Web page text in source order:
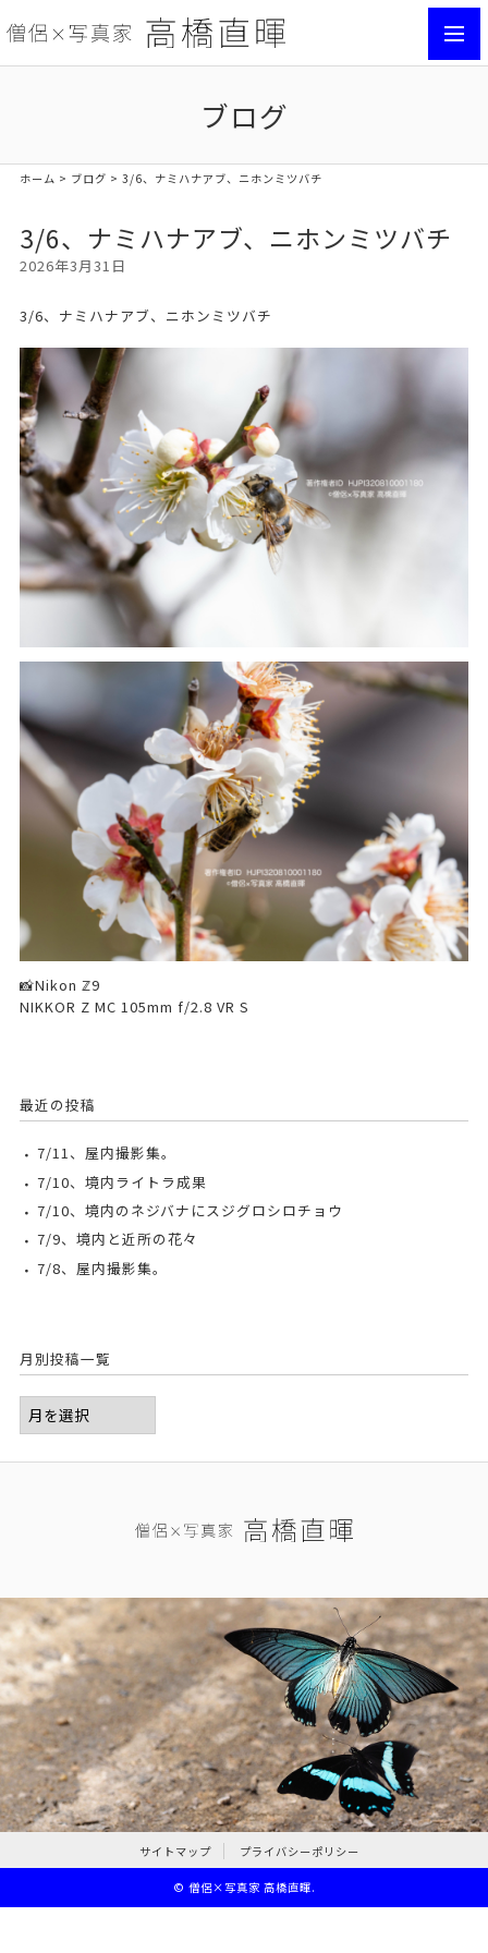
ブログ
ホーム > ブログ > 3/6、ナミハナアブ、ニホンミツバチ
3/6、ナミハナアブ、ニホンミツバチ
2026年3月31日
3/6、ナミハナアブ、ニホンミツバチ
📸Nikon ℤ9
NIKKOR Z MC 105mm f/2.8 VR S
最近の投稿
7/11、屋内撮影集。
7/10、境内ライトラ成果
7/10、境内のネジバナにスジグロシロチョウ
7/9、境内と近所の花々
7/8、屋内撮影集。
月別投稿一覧
サイトマップ プライバシーポリシー
© 僧侶×写真家 高橋直暉.